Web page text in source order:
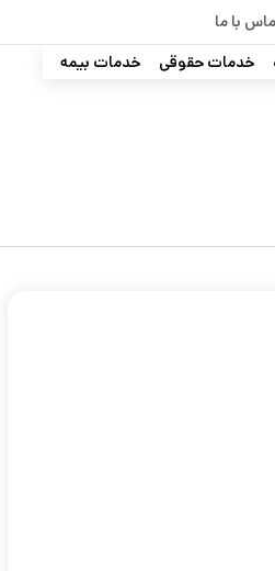
با ما
خدمات حقوقی خدمات بیمه